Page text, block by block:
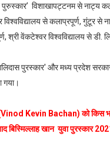
पुरुस्कार’ विशाखापट्टनम से नाट्य
विश्वविद्यालय से कलाप्रपूर्ण, गुंटूर से
श्री वेंकटेश्वर विश्वविद्यालय से डी.
पुरस्कार' और मध्य प्रदेश
गया।
Kevin Bachan) को किस
बिस्मिल्लाह खान युवा पुरस्कार